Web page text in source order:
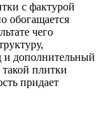
с фактурой
обогащается
чего
дополнительный
плитки
придает